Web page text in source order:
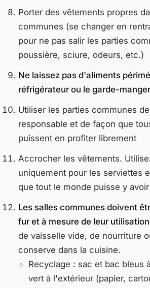
Porter des vêtements propres
communes (se changer en
pour ne pas salir les parties
poussière, sciure, odeurs, etc.)
Ne laissez pas d'aliments
réfrigérateur ou le garde-manger
Utiliser les parties communes
responsable et de façon que
puissent en profiter librement
Accrocher les vêtements.
uniquement pour les serviettes
que tout le monde puisse y
Les salles communes doivent
fur et à mesure de leur utilisation
de vaisselle vide, de nourriture
conserve dans la cuisine.
Recyclage : sac et bac bleus
vert à l'extérieur (papier,